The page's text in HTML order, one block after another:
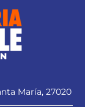
María, 27020